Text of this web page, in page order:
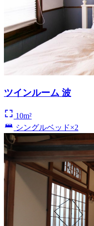
ツインルーム 波
10m²
シングルベッド×2